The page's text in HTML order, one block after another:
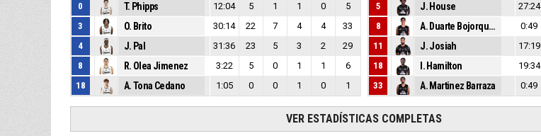
0 T. Phipps 12:04 5 1 1 0
5
3
O. Brito 30:14 22 7 4 4
33
4
J. Pal 31:36 23 5 3 2
29
8
R. Olea Jimenez 3:22 5 0 1 1
6
18
A. Tona Cedano 1:05 0 0 1 0 1
5 J. House 27:24
8
A. Duarte Bojorquez 0:49
11
J. Josiah 17:19
18
I. Hamilton 19:34
33
A. Martinez Barraza 0:49
VER ESTADÍSTICAS COMPLETAS